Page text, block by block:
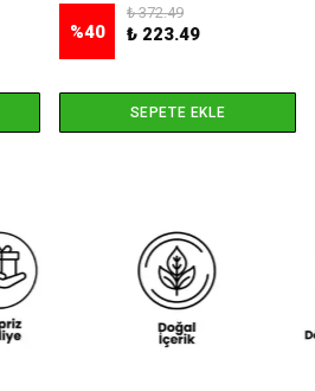
%40
₺ 372.49
₺ 223.49
SEPETE EKLE